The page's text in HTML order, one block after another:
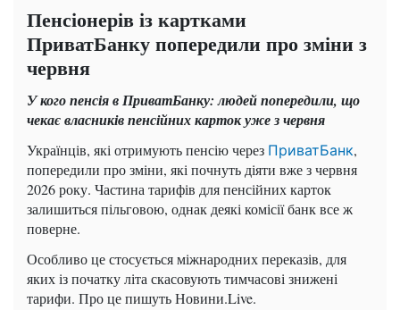
Пенсіонерів із картками
ПриватБанку попередили про зміни з
червня
У кого пенсія в ПриватБанку: людей попередили, що
чекає власників пенсійних карток уже з червня
Українців, які отримують пенсію через ПриватБанк,
попередили про зміни, які почнуть діяти вже з червня
2026 року. Частина тарифів для пенсійних карток
залишиться пільговою, однак деякі комісії банк все ж
поверне.
Особливо це стосується міжнародних переказів, для
яких із початку літа скасовують тимчасові знижені
тарифи. Про це пишуть Новини.Live.